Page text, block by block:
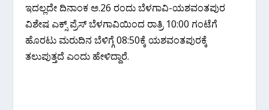
ಇದಲ್ಲದೇ ದಿನಾಂಕ ಅ.26 ರಂದು ಬೆಳಗಾವಿ-ಯಶವಂತಪುರ
ವಿಶೇಷ ಎಕ್ಸ್ ಪ್ರೆಸ್ ಬೆಳಗಾವಿಯಿಂದ ರಾತ್ರಿ 10:00 ಗಂಟೆಗೆ
ಹೊರಟು ಮರುದಿನ ಬೆಳಿಗ್ಗೆ 08:50ಕ್ಕೆ ಯಶವಂತಪುರಕ್ಕೆ
ತಲುಪುತ್ತದೆ ಎಂದು ಹೇಳಿದ್ದಾರೆ.